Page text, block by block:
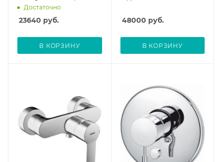
14675000, внешняя
Достаточно
23640 руб.
В КОРЗИНУ
48000 руб.
В КОРЗИНУ